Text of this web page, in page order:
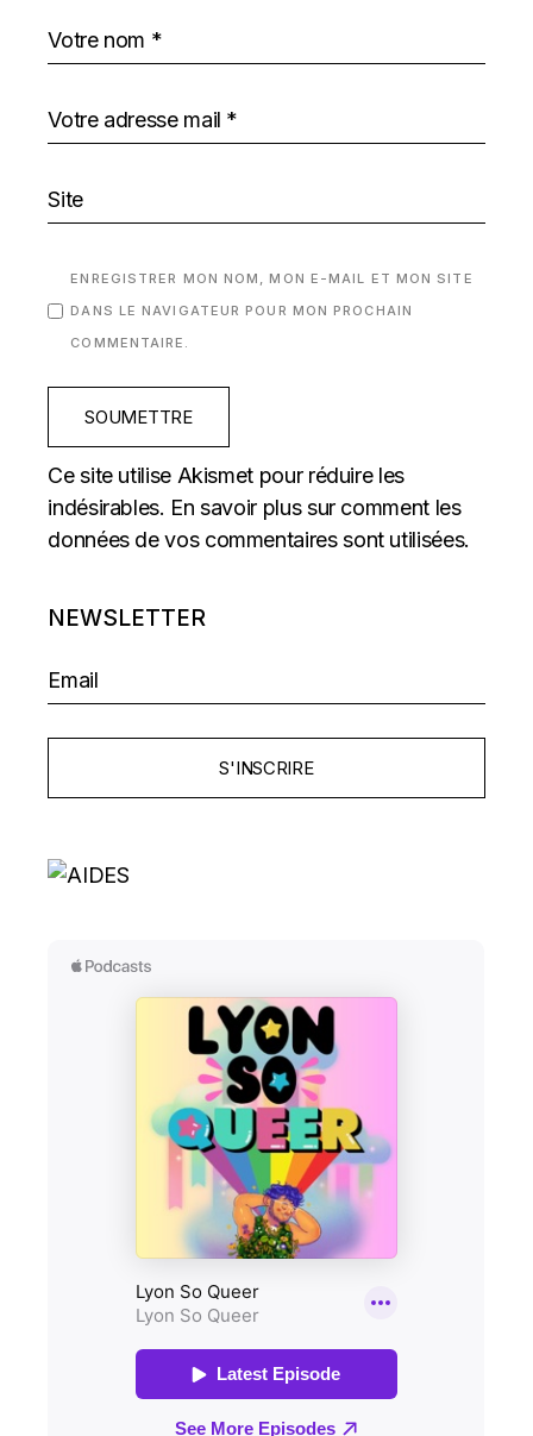
ENREGISTRER MON NOM, MON E-MAIL ET MON SITE
DANS LE NAVIGATEUR POUR MON PROCHAIN
COMMENTAIRE.
SOUMETTRE
Ce site utilise Akismet pour réduire les
indésirables. En savoir plus sur comment les
données de vos commentaires sont utilisées.
NEWSLETTER
S'INSCRIRE